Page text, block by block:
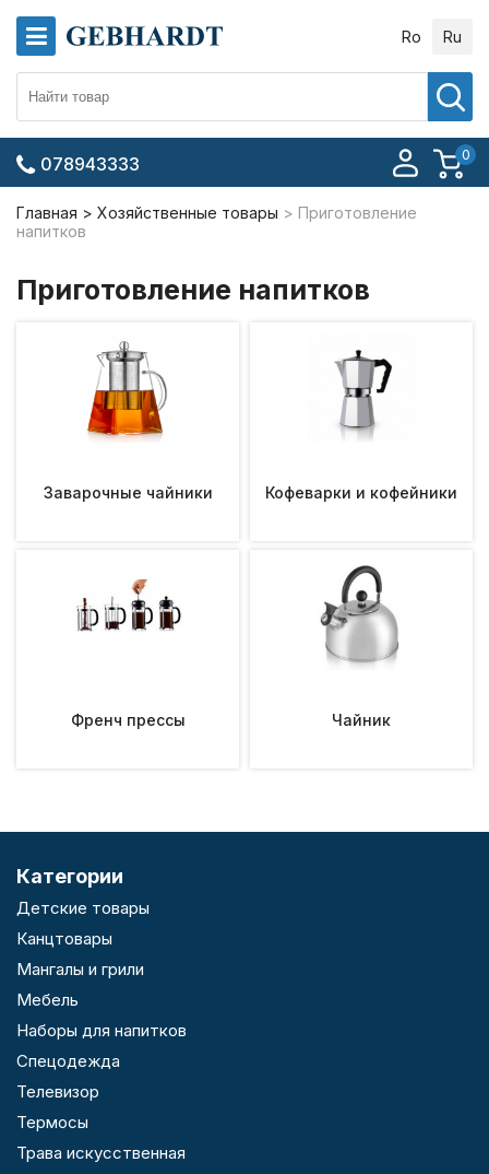
Ro Ru
0
078943333
Главная Хозяйственные товары
Приготовление
напитков
Приготовление напитков
Заварочные чайники Кофеварки и кофейники
Френч прессы Чайник
Категории
Детские товары
Канцтовары
Мангалы и грили
Мебель
Наборы для напитков
Спецодежда
Телевизор
Термосы
Трава искусственная